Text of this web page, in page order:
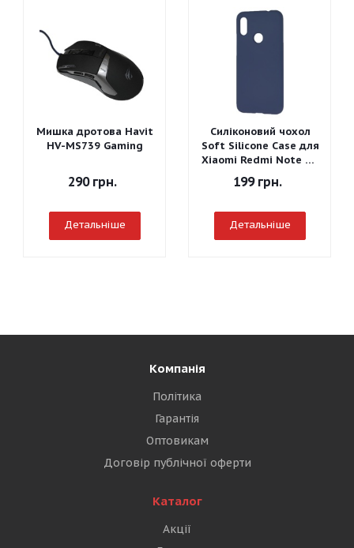
Мишка дротова Havit
HV-MS739 Gaming
290грн.
Детальніше
Силіконовий чохол
Soft Silicone Case для
Xiaomi Redmi Note 7 -
Graphite Gray
199грн.
Детальніше
Компанія
Політика
Гарантія
Оптовикам
Договір публічної оферти
Каталог
Акції